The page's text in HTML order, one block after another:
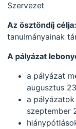
Szervezet
Az ösztöndíj célja:
tanulmányainak
A pályázat
a pályázat
augusztus
a
szeptember